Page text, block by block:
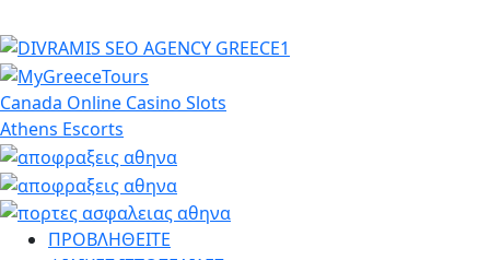
Canada Online Casino Slots
Athens Escorts
ΠΡΟΒΛΗΘΕΙΤΕ